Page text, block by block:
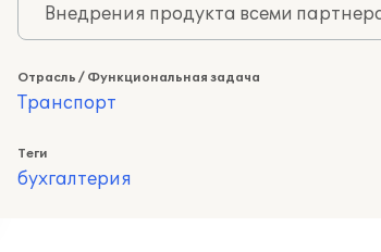
Внедрения продукта всеми
Отрасль / Функциональная задача
Транспорт
Теги
бухгалтерия